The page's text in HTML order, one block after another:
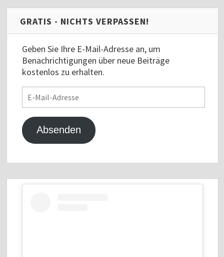
GRATIS - NICHTS VERPASSEN!
Geben Sie Ihre E-Mail-Adresse an, um
Benachrichtigungen über neue Beiträge
kostenlos zu erhalten.
E-
Mail-
Adresse
Absenden